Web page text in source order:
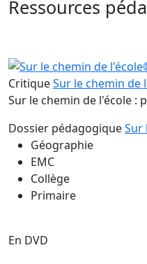
Ressources
CritiqueSur le chemin de
Sur le chemin de l'école :
Dossier pédagogiqueSur
Géographie
EMC
Collège
Primaire
En DVD